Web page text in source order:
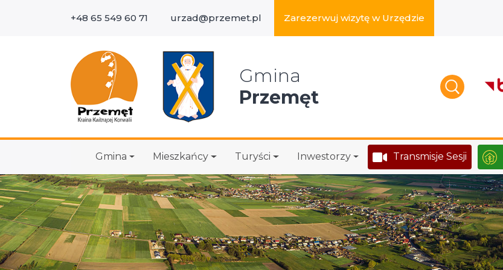
+48 65 549 60 71 urzad@przemet.pl Zarezerwuj wizytę w Urzędzie
Gmina
Przemęt
Gmina Mieszkańcy Turyści Inwestorzy Transmisje Sesji
Wyszukaj w serwisie